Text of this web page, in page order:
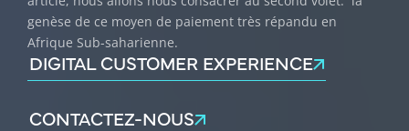
genèse de ce moyen de paiement très répandu en
Afrique Sub-saharienne.
DIGITAL CUSTOMER EXPERIENCE
CONTACTEZ-NOUS